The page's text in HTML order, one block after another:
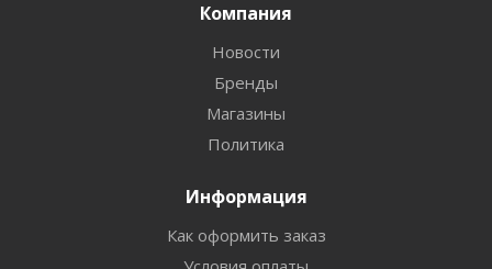
Компания
Новости
Бренды
Магазины
Политика
Информация
Как оформить заказ